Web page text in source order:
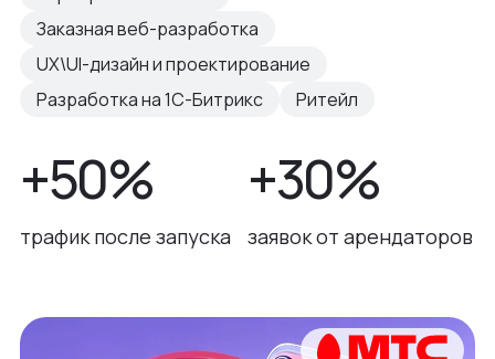
Заказная веб-разработка
UX\UI-дизайн и проектирование
Разработка на 1С-Битрикс
Ритейл
+50%
трафик после запуска
+30%
заявок от арендаторов